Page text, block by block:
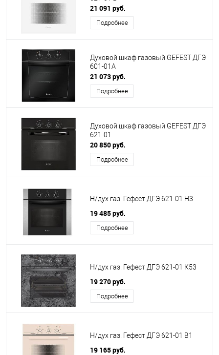
21 091 руб.
Подробнее
Духовой шкаф газовый GEFEST ДГЭ
601-01А
21 073 руб.
Подробнее
Духовой шкаф газовый GEFEST ДГЭ
621-01
20 850 руб.
Подробнее
Н/дух газ. Гефест ДГЭ 621-01 Н3
19 485 руб.
Подробнее
Н/дух газ. Гефест ДГЭ 621-01 К53
19 270 руб.
Подробнее
Н/дух газ. Гефест ДГЭ 621-01 В1
19 165 руб.